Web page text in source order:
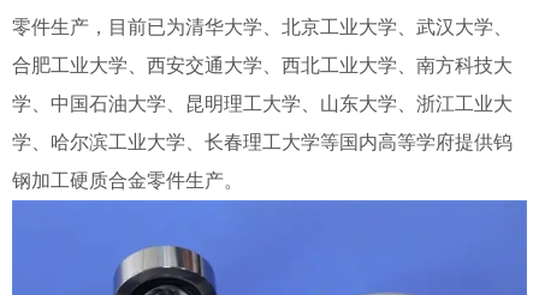
零件生产，目前已为清华大学、北京工业大学、武汉大学、
合肥工业大学、西安交通大学、西北工业大学、南方科技大
学、中国石油大学、昆明理工大学、山东大学、浙江工业大
学、哈尔滨工业大学、长春理工大学等国内高等学府提供钨
钢加工硬质合金零件生产。